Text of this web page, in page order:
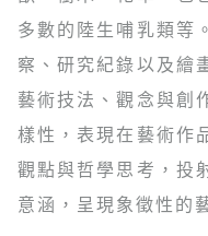
多數的陸生哺乳類等
察、研究紀錄以及繪
藝術技法、觀念與創
樣性，表現在藝術作
觀點與哲學思考，投
意涵，呈現象徵性的